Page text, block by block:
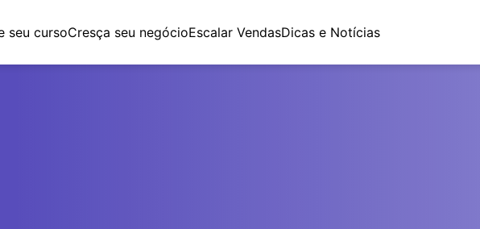
seu cursoCresça seu negócioEscalar VendasDicas e Notícias